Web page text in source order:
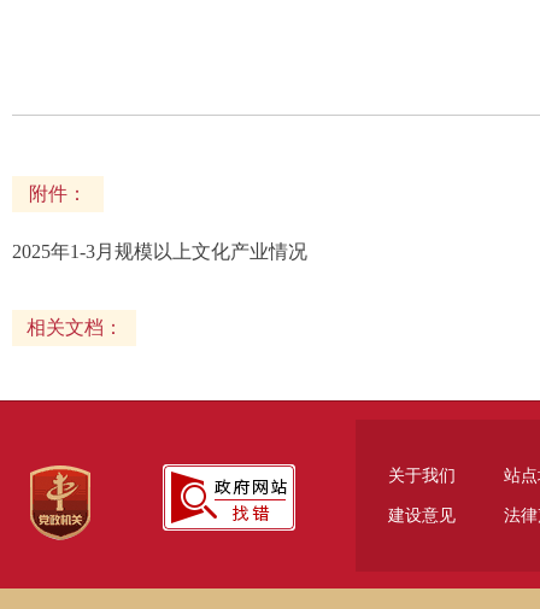
附件：
2025年1-3月规模以上文化产业情况
相关文档：
关于我们 站
建设意见 法